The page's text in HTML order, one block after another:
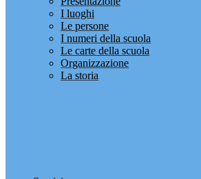
I luoghi
Le persone
I numeri della scuola
Le carte della scuola
Organizzazione
La storia